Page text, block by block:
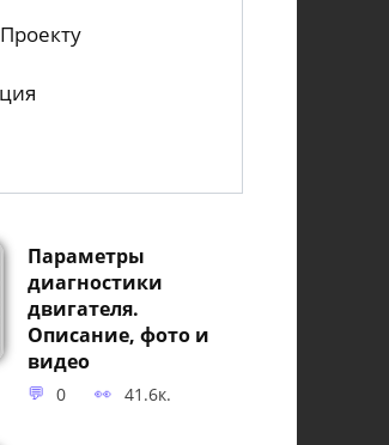
Параметры
диагностики
двигателя.
Описание, фото и
видео
0 41.6к.